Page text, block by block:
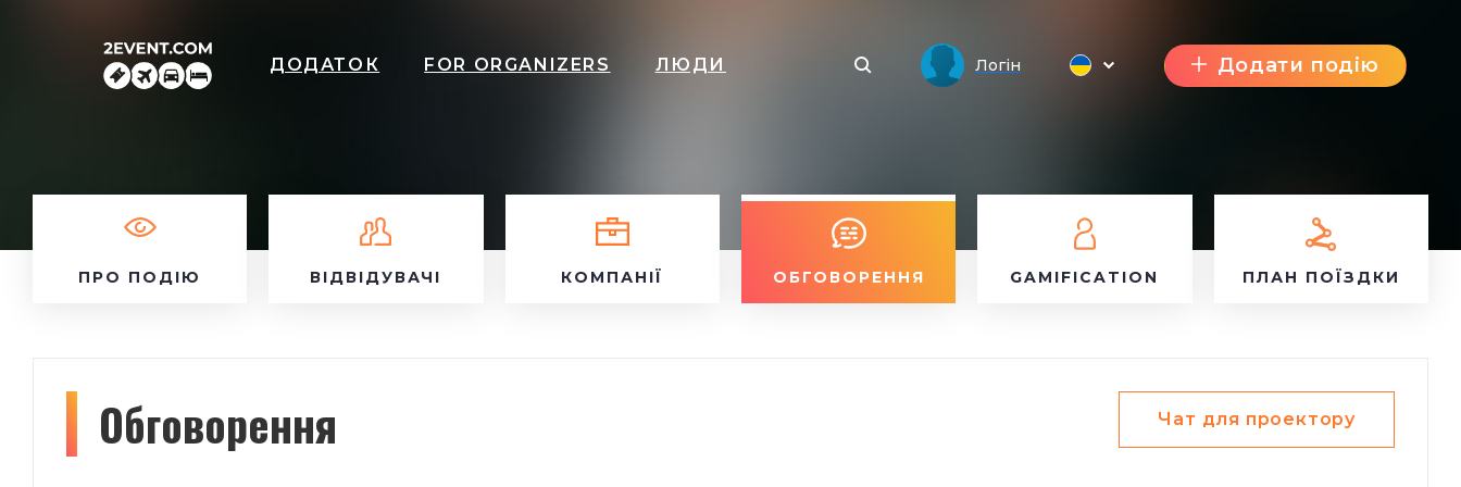
ДОДАТОК FOR ORGANIZERS ЛЮДИ Логін Додати подію
ПРО ПОДІЮ ВІДВІДУВАЧІ КОМПАНІЇ ОБГОВОРЕННЯ GAMIFICATION ПЛАН ПОЇЗДКИ
Обговорення Чат для проектору